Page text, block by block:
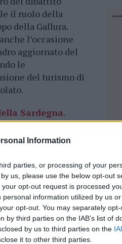
Information
parties, or processing of your
us, please use the below opt-out
opt-out request is processed
information utilized by us
opt-out. You may separately
third parties on the IAB’s list of
by us to third parties on the
it to other third parties.
il ruolo della
della Gallura.
l’occasione
aggiornato del
le
del turismo di
Sardegna.
un sistema
oltre a processi
dell’isola. In questa
porti turistici,
e turismo nautico
– con migliaia di
e Santa